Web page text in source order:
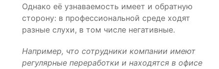
Однако её узнаваемость имеет и обратную
сторону: в профессиональной среде ходят
разные слухи, в том числе негативные.
Например, что сотрудники компании имеют
регулярные переработки и находятся в офисе